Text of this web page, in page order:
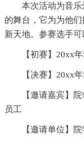
本次活动为音
的舞台，它为为他
新天地。参赛选手可
【初赛】20xx
【决赛】20xx
【邀请嘉宾】
员工
【邀请单位】